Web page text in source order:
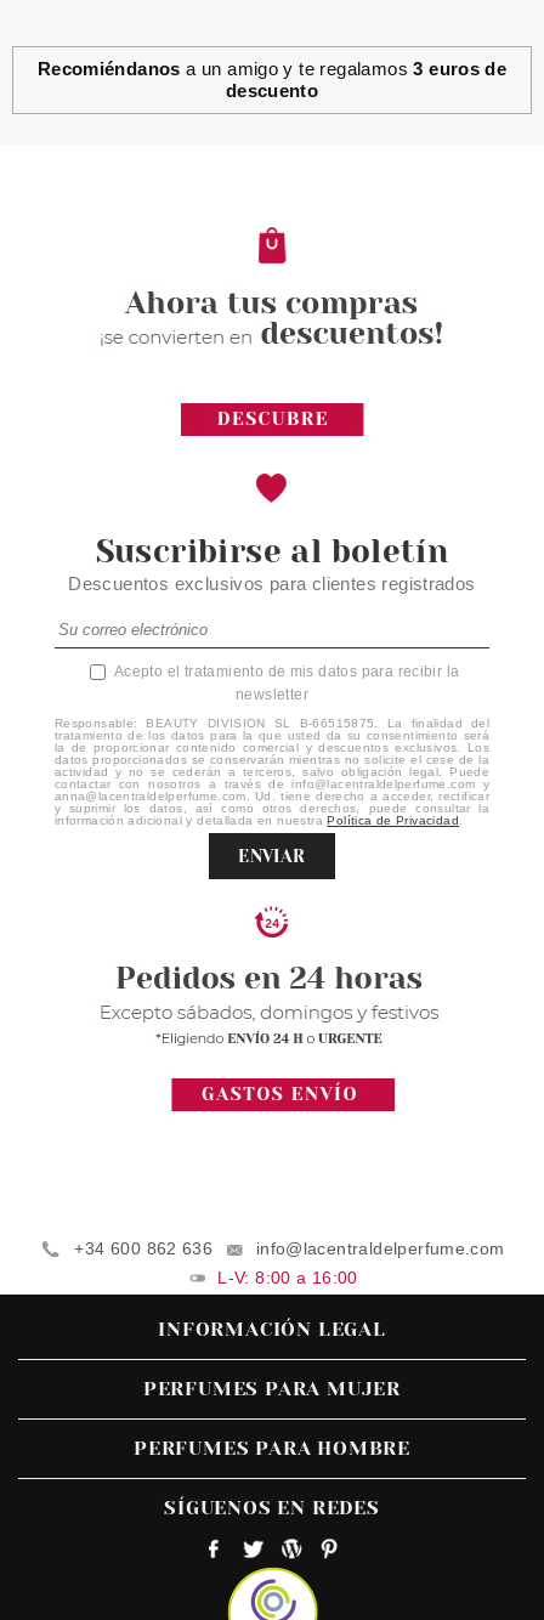
Recomiéndanos a un amigo y te regalamos3 euros de
descuento
Suscribirse al boletín
Descuentos exclusivos para clientes registrados
Acepto el tratamiento de mis datos para recibir la
newsletter
Responsable: BEAUTY DIVISION SL B-66515875. La finalidad del
tratamiento de los datos para la que usted da su consentimiento será
la de proporcionar contenido comercial y descuentos exclusivos. Los
datos proporcionados se conservarán mientras no solicite el cese de la
actividad y no se cederán a terceros, salvo obligación legal. Puede
contactar con nosotros a través de info@lacentraldelperfume.com y
anna@lacentraldelperfume.com. Ud. tiene derecho a acceder, rectificar
y suprimir los datos, así como otros derechos, puede consultar la
información adicional y detallada en nuestraPolítica de Privacidad
ENVIAR
+34 600 862 636
info@lacentraldelperfume.com
L-V: 8:00 a 16:00
INFORMACIÓN LEGAL
PERFUMES PARA MUJER
PERFUMES PARA HOMBRE
SÍGUENOS EN REDES